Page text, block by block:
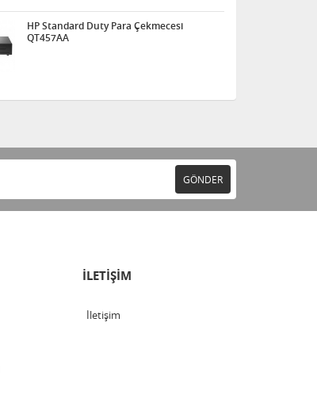
HP Standard Duty Para Çekmecesi
QT457AA
GÖNDER
İLETİŞİM
İletişim